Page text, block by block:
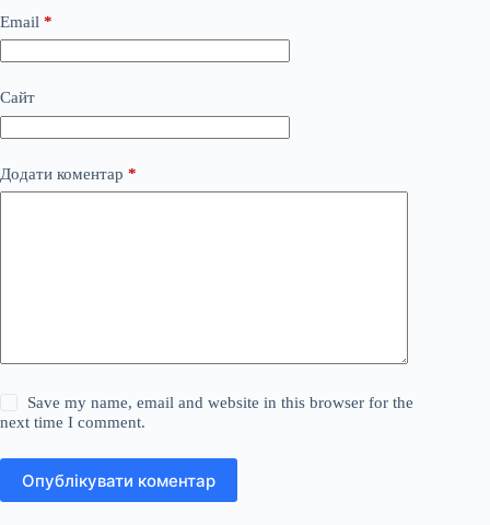
Email *
Сайт
Додати коментар *
Save my name, email and website in this browser for the
next time I comment.
Опублікувати коментар